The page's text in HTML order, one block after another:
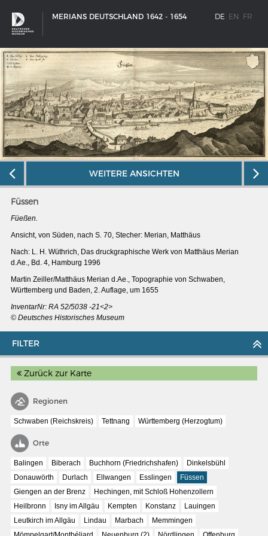
MERIANS DEUTSCHLAND 1642 - 1654 DE EN FR
SCHIFFSTYPEN
Entwicklungen im europäischen Schiffbau
MERIANS DEUTSCHLAND 1642 - 1654
Interaktive Karte
Bildergalerie Topographia Germaniae
Impressum
FILTER
Zurück zur Karte
Regionen
Schwaben (Reichskreis) Tettnang Württemberg (Herzogtum)
Orte
Balingen Biberach Buchhorn (Friedrichshafen)
Dinkelsbühl
Donauwörth
Durlach Ellwangen Esslingen
Füssen
Giengen an der Brenz
Hechingen, mit Schloß Hohenzollern
Heilbronn
Isny im Allgäu Kempten Konstanz
Lauingen
Leutkirch im Allgäu
Lindau Marbach
Memmingen
WEITERE ANSICHTEN
Füssen
Füeßen.
Ansicht, von Süden, nach S. 70, Stecher: Merian, Matthäus
Nach: L. H. Wüthrich, Das druckgraphische Werk von Matthäus Merian
d.Ae., Bd. 4, Hamburg 1996
Martin Zeiller/Matthäus Merian d.Ae., Topographie von Schwaben,
Württemberg und Baden, 2. Auflage, um 1655
InventarNr: RA 52/5038 -21<2>
© Deutsches Historisches Museum